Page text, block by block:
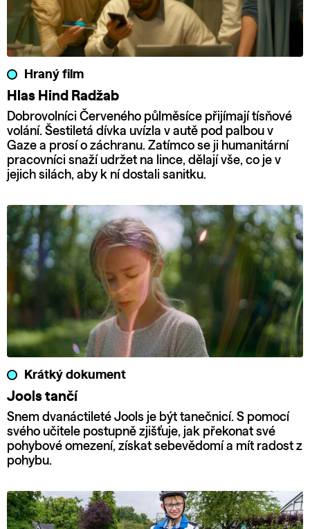
Hraný film
Hlas Hind Radžab
Dobrovolníci Červeného půlměsíce přijímají tísňové
volání. Šestiletá dívka uvízla v autě pod palbou v
Gaze a prosí o záchranu. Zatímco se ji humanitární
pracovníci snaží udržet na lince, dělají vše, co je v
jejich silách, aby k ní dostali sanitku.
Krátký dokument
Jools tančí
Snem dvanáctileté Jools je být tanečnicí. S pomocí
svého učitele postupně zjišťuje, jak překonat své
pohybové omezení, získat sebevědomí a mít radost z
pohybu.